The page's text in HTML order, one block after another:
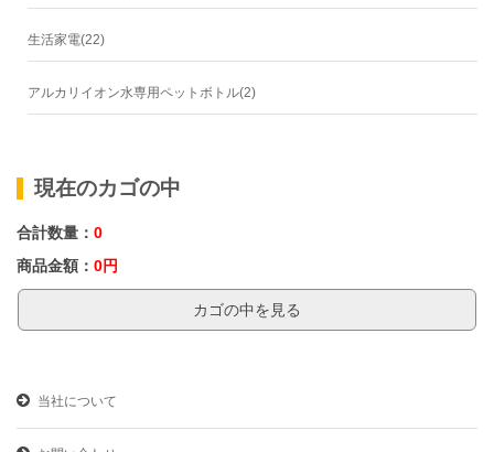
生活家電(22)
アルカリイオン水専用ペットボトル(2)
現在のカゴの中
合計数量： 0
商品金額： 0円
カゴの中を見る
当社について